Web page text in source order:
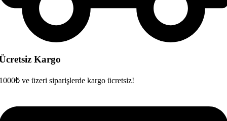
Kargo
ve üzeri siparişlerde kargo ücretsiz!